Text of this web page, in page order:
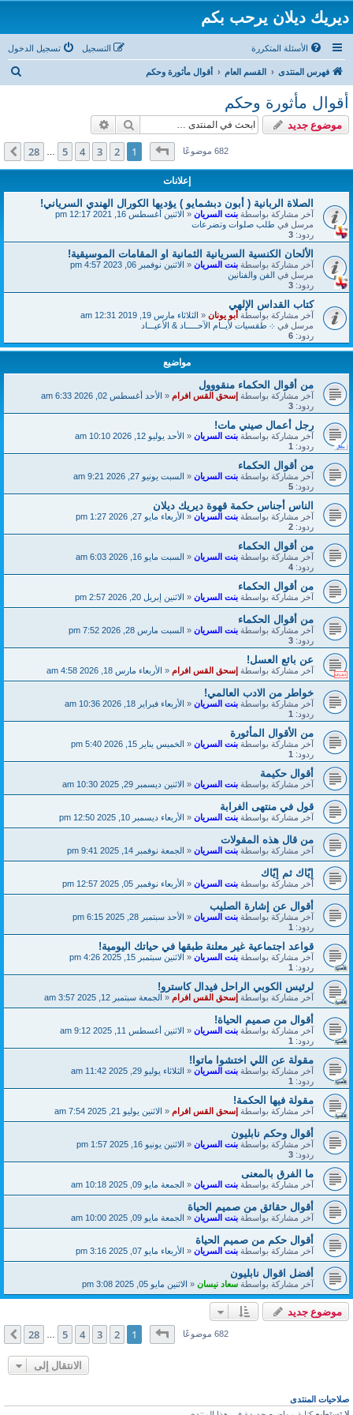
ديريك ديلان يرحب بكم
الأسئلة المتكررة تسجيل الدخول التسجيل
فهرس المنتدى القسم العام أقوال مأثورة وحكم
ب
أقوال مأثورة وحكم
موضوع جديد بحث
682 موضوعًاصفحة1من28
1
2
3
4
5
28 التالي
إعلانات
الصلاة الربانية ( أبون دبشمايو ) يؤديها الكورال الهندي السرياني!
آخر مشاركة بواسطةبنت السريان«الاثنين أغسطس 16, 2021 12:17 pm
مرسل فيطلب صلوات وتضرعات
ردود: 3
الألحان الكنسية السريانية الثمانية او المقامات الموسيقية!
آخر مشاركة بواسطةبنت السريان«الاثنين نوفمبر 06, 2023 4:57 pm
مرسل فيالفن والفنانين
ردود: 3
كتاب القداس الإلهي
آخر مشاركة بواسطةأبو يونان«الثلاثاء مارس 19, 2019 12:31 am
مرسل في܀ طقسيات لأيــام الآحـــــاد & الأعيـــاد
ردود: 6
مواضيع
من أقوال الحكماء منقووول
آخر مشاركة بواسطةإسحق القس افرام«الأحد أغسطس 02, 2026 6:33 am
ردود: 3
‏رجل أعمال صيني مات!
آخر مشاركة بواسطةبنت السريان«الأحد يوليو 12, 2026 10:10 am
ردود: 1
من أقوال الحكماء
آخر مشاركة بواسطةبنت السريان«السبت يونيو 27, 2026 9:21 am
ردود: 5
الناس أجناس حكمة قهوة ديريك ديلان
آخر مشاركة بواسطةبنت السريان«الأربعاء مايو 27, 2026 1:27 pm
ردود: 2
من أقوال الحكماء
آخر مشاركة بواسطةبنت السريان«السبت مايو 16, 2026 6:03 am
ردود: 4
من أقوال الحكماء
آخر مشاركة بواسطةبنت السريان«الاثنين إبريل 20, 2026 2:57 pm
من أقوال الحكماء
آخر مشاركة بواسطةبنت السريان«السبت مارس 28, 2026 7:52 pm
ردود: 3
عن بائع العسل!
آخر مشاركة بواسطةإسحق القس افرام«الأربعاء مارس 18, 2026 4:58 am
خواطر من الادب العالمي!
آخر مشاركة بواسطةبنت السريان«الأربعاء فبراير 18, 2026 10:36 am
ردود: 1
من الأقوال المأثورة
آخر مشاركة بواسطةبنت السريان«الخميس يناير 15, 2026 5:40 pm
ردود: 1
أقوال حكيمة
آخر مشاركة بواسطةبنت السريان«الاثنين ديسمبر 29, 2025 10:30 am
قول في منتهى الغرابة
آخر مشاركة بواسطةبنت السريان«الأربعاء ديسمبر 10, 2025 12:50 pm
من قال هذه المقولات
آخر مشاركة بواسطةبنت السريان«الجمعة نوفمبر 14, 2025 9:41 pm
إيّاك ثم إيّاك
آخر مشاركة بواسطةبنت السريان«الأربعاء نوفمبر 05, 2025 12:57 pm
أقوال عن إشارة الصليب
آخر مشاركة بواسطةبنت السريان«الأحد سبتمبر 28, 2025 6:15 pm
ردود: 1
قواعد اجتماعية غير معلنة طبقها في حياتك اليومية!
آخر مشاركة بواسطةبنت السريان«الاثنين سبتمبر 15, 2025 4:26 pm
ردود: 1
لرئيس الكوبي الراحل فيدال كاسترو!
آخر مشاركة بواسطةإسحق القس افرام«الجمعة سبتمبر 12, 2025 3:57 am
أقوال من صميم الحياة!
آخر مشاركة بواسطةبنت السريان«الاثنين أغسطس 11, 2025 9:12 am
ردود: 1
مقولة عن اللي اختشوا ماتوا!
آخر مشاركة بواسطةبنت السريان«الثلاثاء يوليو 29, 2025 11:42 am
ردود: 1
مقولة فيها الحكمة!
آخر مشاركة بواسطةإسحق القس افرام«الاثنين يوليو 21, 2025 7:54 am
أقوال وحكم نابليون
آخر مشاركة بواسطةبنت السريان«الاثنين يونيو 16, 2025 1:57 pm
ردود: 3
ما الفرق بالمعنى
آخر مشاركة بواسطةبنت السريان«الجمعة مايو 09, 2025 10:18 am
أقوال حقائق من صميم الحياة
آخر مشاركة بواسطةبنت السريان«الجمعة مايو 09, 2025 10:00 am
أقوال حكم من صميم الحياة
آخر مشاركة بواسطةبنت السريان«الأربعاء مايو 07, 2025 3:16 pm
أفضل اقوال نابليون
آخر مشاركة بواسطةسعاد نيسان«الاثنين مايو 05, 2025 3:08 pm
موضوع جديد
682 موضوعًاصفحة1من28
1
2
3
4
5
28 التالي
الانتقال إلى
صلاحيات المنتدى